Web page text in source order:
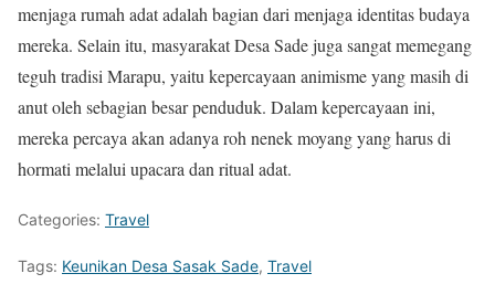
menjaga rumah adat adalah bagian dari menjaga identitas budaya
mereka. Selain itu, masyarakat Desa Sade juga sangat memegang
teguh tradisi Marapu, yaitu kepercayaan animisme yang masih di
anut oleh sebagian besar penduduk. Dalam kepercayaan ini,
mereka percaya akan adanya roh nenek moyang yang harus di
hormati melalui upacara dan ritual adat.
Categories: Travel
Tags: Keunikan Desa Sasak Sade, Travel